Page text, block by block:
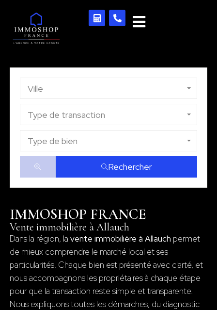
Ville
Type de transaction
Type de bien
Rechercher
IMMOSHOP FRANCE
Vente immobilière à Allauch
Dans la région, la vente immobilière à Allauch permet
de mieux comprendre le marché local et ses
particularités. Chaque bien est présenté avec clarté, et
nous accompagnons les propriétaires à chaque étape
pour que la transaction reste simple et transparente.
Nous expliquons toutes les démarches, du diagnostic